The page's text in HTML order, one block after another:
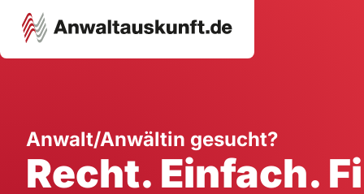
Handwerk
Anwalt/Anwältin gesucht?
Recht. Einfach.